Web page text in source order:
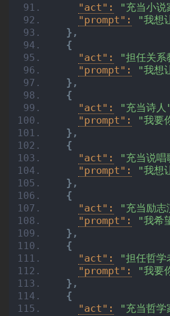
"act":
"充当小说
"prompt":
"我想
} ,
{
"act":
"担任关系
"prompt":
"我想
} ,
{
"act":
"充当诗人
"prompt":
"我要
} ,
{
"act":
"充当说唱
"prompt":
"我想
} ,
{
"act":
"充当励志
"prompt":
"我希
} ,
{
"act":
"担任哲学
"prompt":
"我要
} ,
{
"act":
"充当哲学